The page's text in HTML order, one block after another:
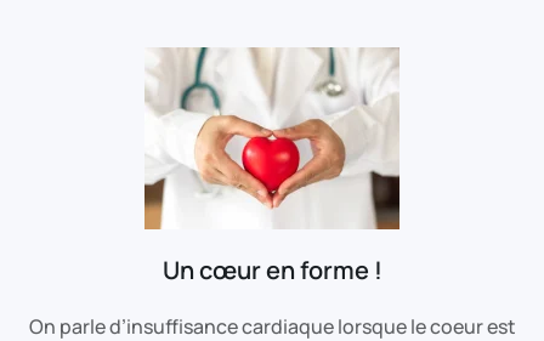
Un cœur en forme !
On parle d’insuffisance cardiaque lorsque le coeur est